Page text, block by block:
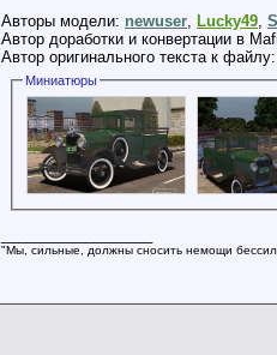
Авторы модели: newuser, Lucky49,
Автор доработки и конвертации в
Автор оригинального текста к
Миниатюры
"Мы, сильные, должны сносить немощи